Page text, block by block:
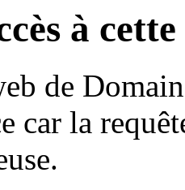
à
de
car la